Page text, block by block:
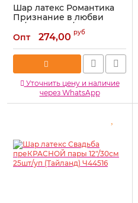
Шар латекс Романтика
Признание в любви
12"/30см 25шт/уп
(Тайланд) Ч30607
Артикул: Ч30607
Опт 274,00 руб
Уточнить цену и наличие
через WhatsApp